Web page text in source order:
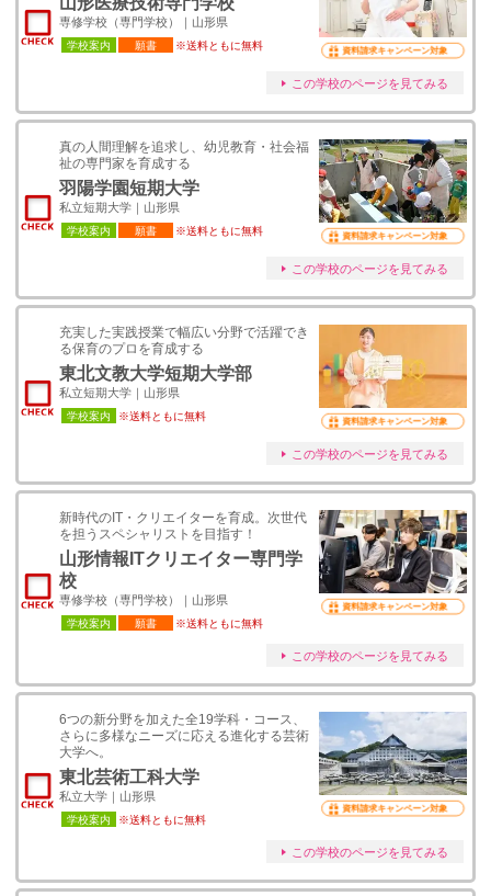
専修学校（専門学校）｜山形県
学校案内 願書 ※送料ともに無料 資料請求キャンペーン対象
この学校のページを見てみる
真の人間理解を追求し、幼児教育・社会福
祉の専門家を育成する
羽陽学園短期大学
私立短期大学｜山形県
学校案内 願書 ※送料ともに無料 資料請求キャンペーン対象
この学校のページを見てみる
充実した実践授業で幅広い分野で活躍でき
る保育のプロを育成する
東北文教大学短期大学部
私立短期大学｜山形県
学校案内 ※送料ともに無料 資料請求キャンペーン対象
この学校のページを見てみる
新時代のIT・クリエイターを育成。次世代
を担うスペシャリストを目指す！
山形情報ITクリエイター専門学
校
専修学校（専門学校）｜山形県
学校案内 願書 ※送料ともに無料
資料請求キャンペーン対象
この学校のページを見てみる
6つの新分野を加えた全19学科・コース、
さらに多様なニーズに応える進化する芸術
大学へ。
東北芸術工科大学
私立大学｜山形県
学校案内 ※送料ともに無料
資料請求キャンペーン対象
この学校のページを見てみる